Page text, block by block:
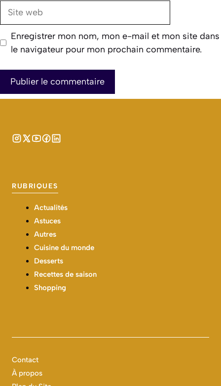
Site
Enregistrer mon nom, mon e-mail et mon site dans
le navigateur pour mon prochain commentaire.
RUBRIQUES
Actualités
Astuces
Autres
Cuisine du monde
Desserts
Recettes de saison
Shopping
Contact
À propos